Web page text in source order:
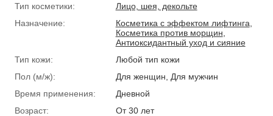
Тип косметики:
Лицо, шея, декольте
Назначение:
Косметика с эффектом лифтинга
Косметика против морщин
Антиоксидантный уход и сияние
Тип кожи:
Любой тип кожи
Пол (м/ж):
Для женщин, Для мужчин
Время применения:
Дневной
Возраст:
От 30 лет